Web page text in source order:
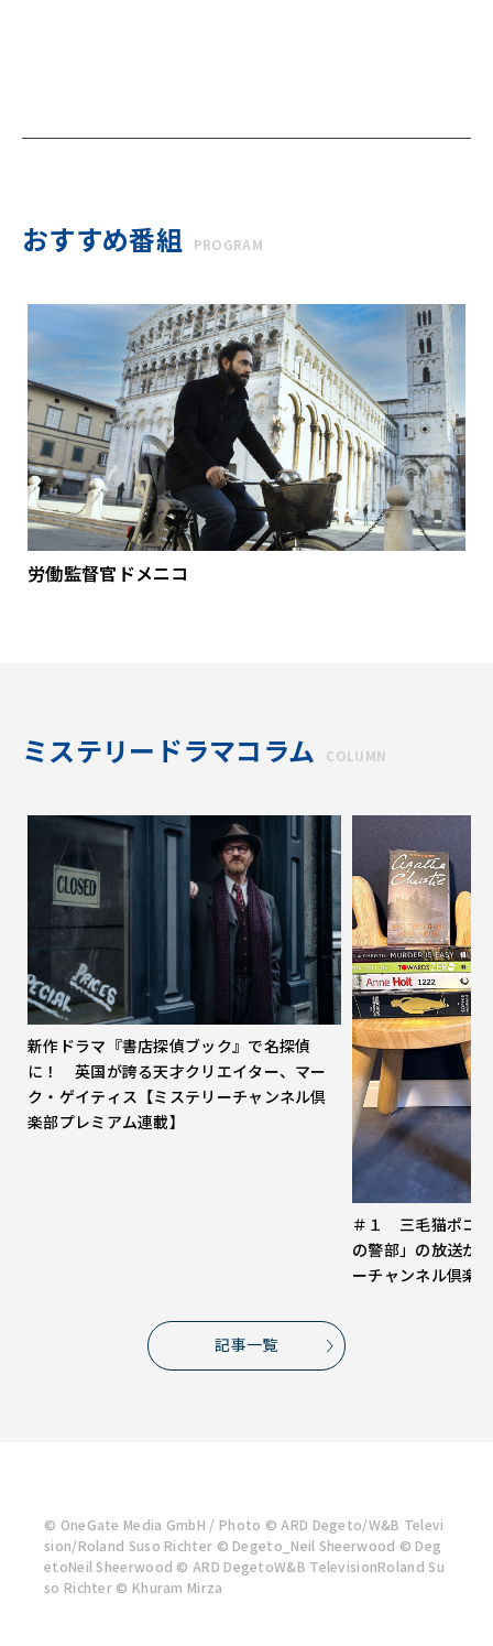
おすすめ番組 PROGRAM
労働監督官ドメニコ
ミステリードラマコラム COLUMN
新作ドラマ『書店探偵ブック』で名探偵
に！ 英国が誇る天才クリエイター、マー
ク・ゲイティス【ミステリーチャンネル倶
楽部プレミアム連載】
＃１ 三毛猫ポコ
の警部」の放送が
ーチャンネル倶楽
記事一覧
© OneGate Media GmbH / Photo © ARD Degeto/W&B Televi
sion/Roland Suso Richter © Degeto_Neil Sheerwood © Deg
etoNeil Sheerwood © ARD DegetoW&B TelevisionRoland Su
so Richter © Khuram Mirza